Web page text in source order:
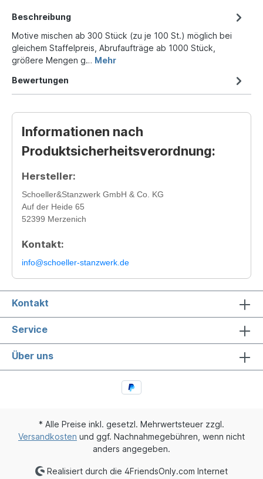
Beschreibung
Motive mischen ab 300 Stück (zu je 100 St.) möglich bei
gleichem Staffelpreis, Abrufaufträge ab 1000 Stück,
größere Mengen g… Mehr
Bewertungen
Informationen nach
Produktsicherheitsverordnung:
Hersteller:
Schoeller&Stanzwerk GmbH & Co. KG
Auf der Heide 65
52399 Merzenich
Kontakt:
info@schoeller-stanzwerk.de
Kontakt
Service
Über uns
* Alle Preise inkl. gesetzl. Mehrwertsteuer zzgl.
Versandkosten und ggf. Nachnahmegebühren, wenn nicht
anders angegeben.
Realisiert durch die 4FriendsOnly.com Internet